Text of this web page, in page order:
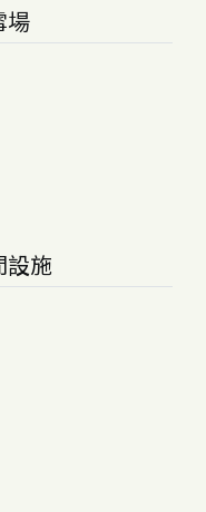
場
設施